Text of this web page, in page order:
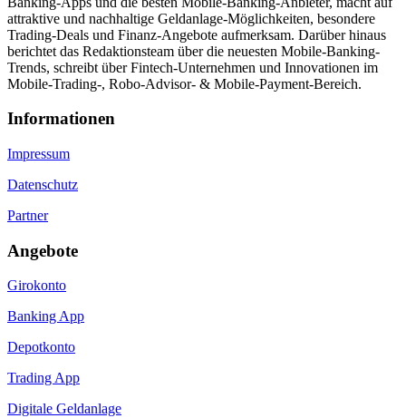
attraktive und nachhaltige Geldanlage-Möglichkeiten, besondere
Trading-Deals und Finanz-Angebote aufmerksam. Darüber hinaus
berichtet das Redaktionsteam über die neuesten Mobile-Banking-
Trends, schreibt über Fintech-Unternehmen und Innovationen im
Mobile-Trading-, Robo-Advisor- & Mobile-Payment-Bereich.
Informa­tionen
Impressum
Datenschutz
Partner
Angebote
Girokonto
Banking App
Depotkonto
Trading App
Digitale Geldanlage